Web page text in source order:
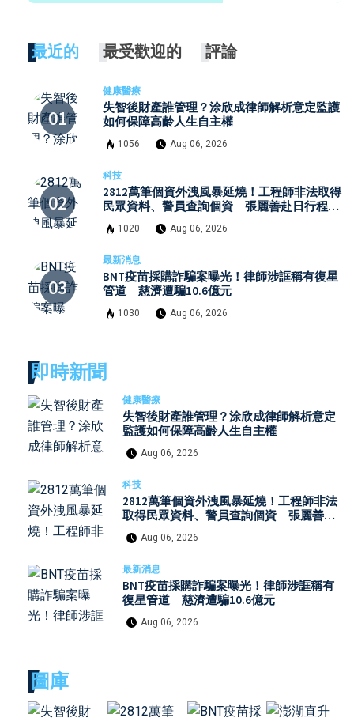
最近的 最受歡迎的 評論
健康醫療
失智後財產誰管理？涂欣成律師解析意定監護
如何保障高齡人生自主權
1056 Aug 06, 2026
科技
2812萬筆個資外洩風暴延燒！工程師非法取得
民眾資料、警員查詢個資 張麗善赴日行程洩
密案引發國安與資安關注
1020 Aug 06, 2026
最新消息
BNT疫苗採購詐騙案曝光！律師涉誆稱有復星
管道 慈濟遭騙10.6億元
1030 Aug 06, 2026
即時新聞
健康醫療
失智後財產誰管理？涂欣成律師解析意定
監護如何保障高齡人生自主權
Aug 06, 2026
科技
2812萬筆個資外洩風暴延燒！工程師非法
取得民眾資料、警員查詢個資 張麗善赴
日行程洩密案引發國安與資安關注
Aug 06, 2026
最新消息
BNT疫苗採購詐騙案曝光！律師涉誆稱有
復星管道 慈濟遭騙10.6億元
Aug 06, 2026
圖庫